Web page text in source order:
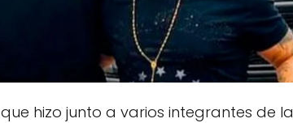
hizo junto a varios integrantes de la